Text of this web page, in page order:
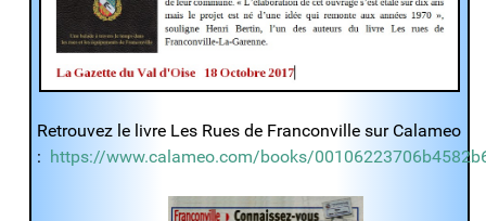
Retrouvez le livre Les Rues de Franconville sur Calameo
: https://www.calameo.com/books/